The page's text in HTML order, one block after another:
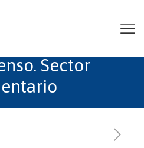
linea de
de enzimas
Sector